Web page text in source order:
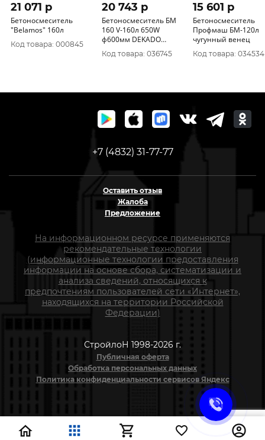
21 071 p
Бетоносмеситель
"Belamos" 160л
Код товара: 000845
20 743 p
Бетоносмеситель БМ
160 V-160л 650W
ф600мм DEKADO
20230100160
Код товара: 036745
15 601 p
Бетоносмеситель
Профмаш БМ-120л
чугунный венец
Код товара: 034534
+7 (4832) 31-77-77
Оставить отзыв
Жалоба
Предложение
На информационном ресурсе применяются
рекомендательные технологии
(информационные технологии предоставления
информации на основе сбора, систематизации и
анализа сведений, относящихся к
предпочтениям пользователей сети «Интернет»,
находящихся на территории Российской
Федерации)
СтройлоН 1998-2026 г.
Публичная оферта
Обработка персональных данных
Политика конфиденциальности сервисов Яндекс